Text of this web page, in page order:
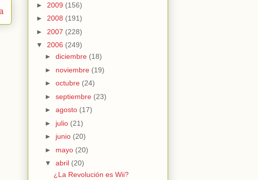
► 2009 (156)
► 2008 (191)
► 2007 (228)
▼ 2006 (249)
► diciembre (18)
► noviembre (19)
► octubre (24)
► septiembre (23)
► agosto (17)
► julio (21)
► junio (20)
► mayo (20)
▼ abril (20)
¿La Revolución es Wii?